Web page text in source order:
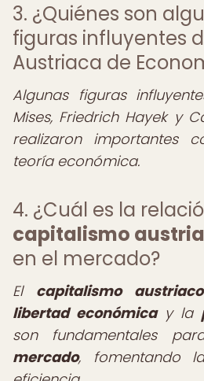
3. ¿Quiénes son
figuras influyentes
Austriaca de
Algunas figuras
Mises, Friedrich Hayek y
realizaron importantes
teoría económica.
4. ¿Cuál es la
capitalismo
en el mercado?
El capitalismo austriaco
libertad económicay la
son fundamentales
mercado, fomentando